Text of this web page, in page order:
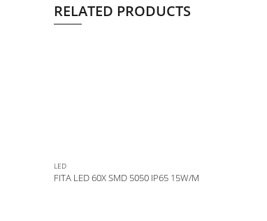
RELATED PRODUCTS
LED
FITA LED 60X SMD 5050 IP65 15W/M